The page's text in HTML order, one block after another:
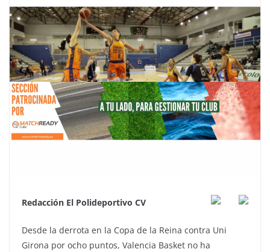
Redacción El Polideportivo CV
Desde la derrota en la Copa de la Reina contra Uni
Girona por ocho puntos, Valencia Basket no ha